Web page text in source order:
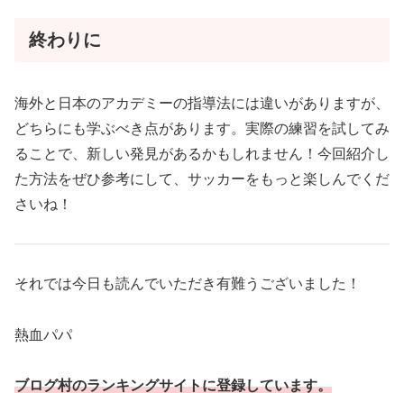
終わりに
海外と日本のアカデミーの指導法には違いがありますが、
どちらにも学ぶべき点があります。実際の練習を試してみ
ることで、新しい発見があるかもしれません！今回紹介し
た方法をぜひ参考にして、サッカーをもっと楽しんでくだ
さいね！
それでは今日も読んでいただき有難うございました！
熱血パパ
ブログ村のランキングサイトに登録しています。